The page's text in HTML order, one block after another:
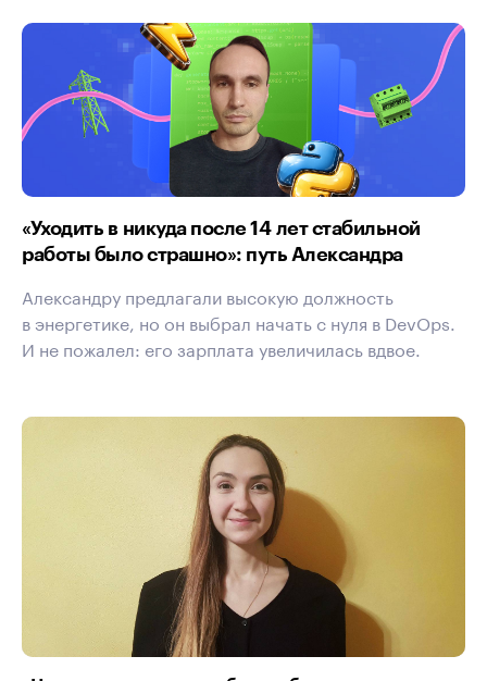
«Уходить в никуда после 14 лет стабильной
работы было страшно»: путь Александра
Александру предлагали высокую должность
в энергетике, но он выбрал начать с нуля в DevOps.
И не пожалел: его зарплата увеличилась вдвое.